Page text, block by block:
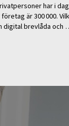
har i
är 300 000.
digital brevlåda och